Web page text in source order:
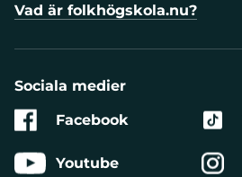
Vad är folkhögskola.nu?
Sociala medier
Facebook
Youtube